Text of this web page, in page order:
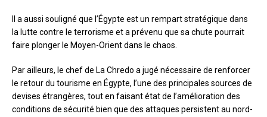
Il a aussi souligné que l’Égypte est un rempart stratégique dans
la lutte contre le terrorisme et a prévenu que sa chute pourrait
faire plonger le Moyen-Orient dans le chaos.
Par ailleurs, le chef de La Chredo a jugé nécessaire de renforcer
le retour du tourisme en Égypte, l’une des principales sources de
devises étrangères, tout en faisant état de l’amélioration des
conditions de sécurité bien que des attaques persistent au nord-